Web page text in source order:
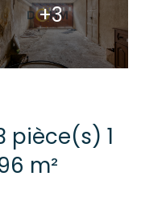
+3
chambre(s) 96 m²